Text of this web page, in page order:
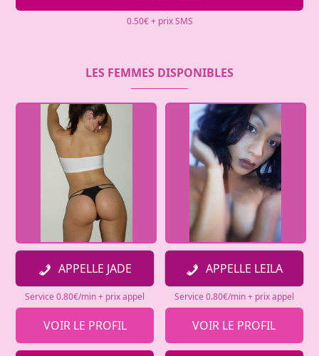
0.50€ + prix SMS
LES FEMMES DISPONIBLES
APPELLE JADE
Service 0.80€/min + prix appel
VOIR LE PROFIL
APPELLE LEILA
Service 0.80€/min + prix appel
VOIR LE PROFIL